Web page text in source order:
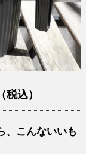
込）
、こんないいも